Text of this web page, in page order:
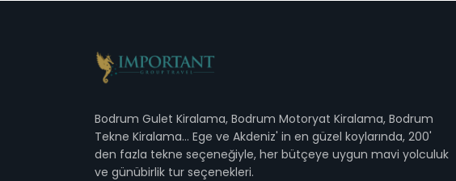
Bodrum Gulet Kiralama, Bodrum Motoryat Kiralama, Bodrum
Tekne Kiralama... Ege ve Akdeniz' in en güzel koylarında, 200'
den fazla tekne seçeneğiyle, her bütçeye uygun mavi yolculuk
ve günübirlik tur seçenekleri.